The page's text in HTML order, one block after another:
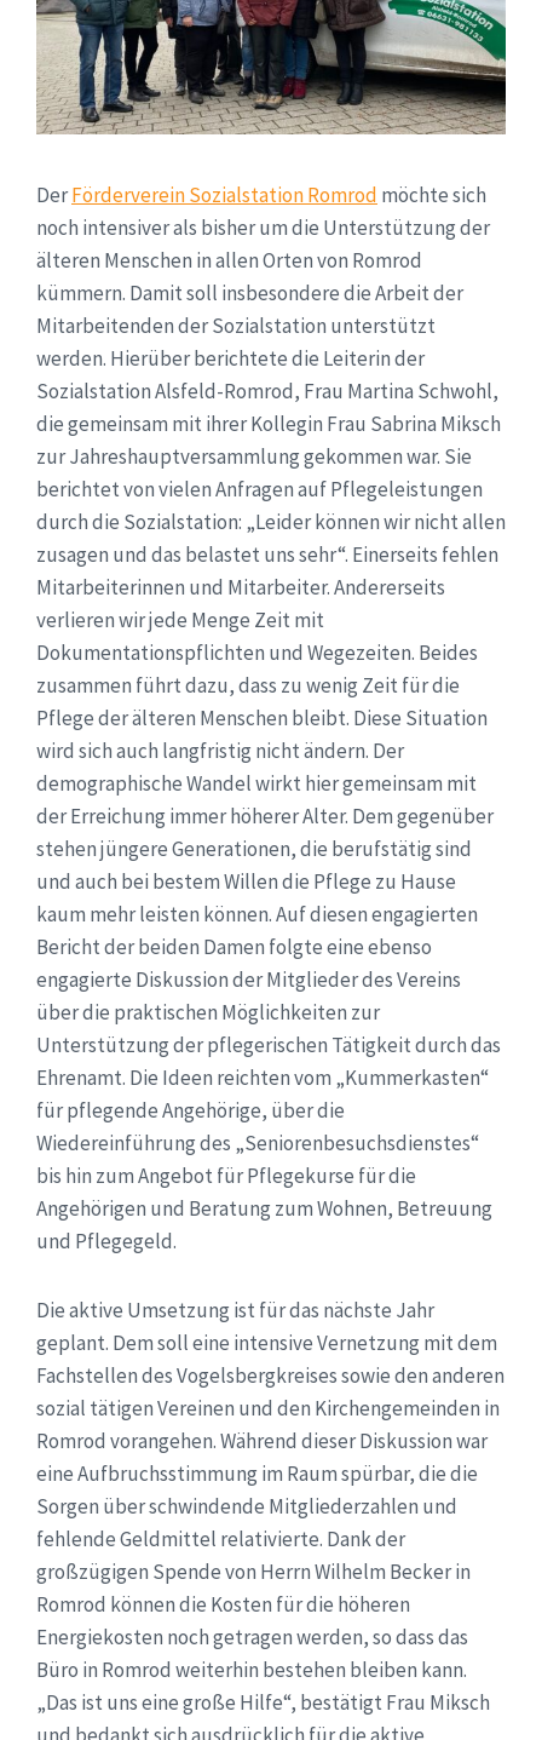
DerFörderverein Sozialstation Romrod möchte sich
noch intensiver als bisher um die Unterstützung der
älteren Menschen in allen Orten von Romrod
kümmern. Damit soll insbesondere die Arbeit der
Mitarbeitenden der Sozialstation unterstützt
werden. Hierüber berichtete die Leiterin der
Sozialstation Alsfeld-Romrod, Frau Martina Schwohl,
die gemeinsam mit ihrer Kollegin Frau Sabrina Miksch
zur Jahreshauptversammlung gekommen war. Sie
berichtet von vielen Anfragen auf Pflegeleistungen
durch die Sozialstation: „Leider können wir nicht allen
zusagen und das belastet uns sehr“. Einerseits fehlen
Mitarbeiterinnen und Mitarbeiter. Andererseits
verlieren wir jede Menge Zeit mit
Dokumentationspflichten und Wegezeiten. Beides
zusammen führt dazu, dass zu wenig Zeit für die
Pflege der älteren Menschen bleibt. Diese Situation
wird sich auch langfristig nicht ändern. Der
demographische Wandel wirkt hier gemeinsam mit
der Erreichung immer höherer Alter. Dem gegenüber
stehen jüngere Generationen, die berufstätig sind
und auch bei bestem Willen die Pflege zu Hause
kaum mehr leisten können. Auf diesen engagierten
Bericht der beiden Damen folgte eine ebenso
engagierte Diskussion der Mitglieder des Vereins
über die praktischen Möglichkeiten zur
Unterstützung der pflegerischen Tätigkeit durch das
Ehrenamt. Die Ideen reichten vom „Kummerkasten“
für pflegende Angehörige, über die
Wiedereinführung des „Seniorenbesuchsdienstes“
bis hin zum Angebot für Pflegekurse für die
Angehörigen und Beratung zum Wohnen, Betreuung
und Pflegegeld.
Die aktive Umsetzung ist für das nächste Jahr
geplant. Dem soll eine intensive Vernetzung mit dem
Fachstellen des Vogelsbergkreises sowie den anderen
sozial tätigen Vereinen und den Kirchengemeinden in
Romrod vorangehen. Während dieser Diskussion war
eine Aufbruchsstimmung im Raum spürbar, die die
Sorgen über schwindende Mitgliederzahlen und
fehlende Geldmittel relativierte. Dank der
großzügigen Spende von Herrn Wilhelm Becker in
Romrod können die Kosten für die höheren
Energiekosten noch getragen werden, so dass das
Büro in Romrod weiterhin bestehen bleiben kann.
„Das ist uns eine große Hilfe“, bestätigt Frau Miksch